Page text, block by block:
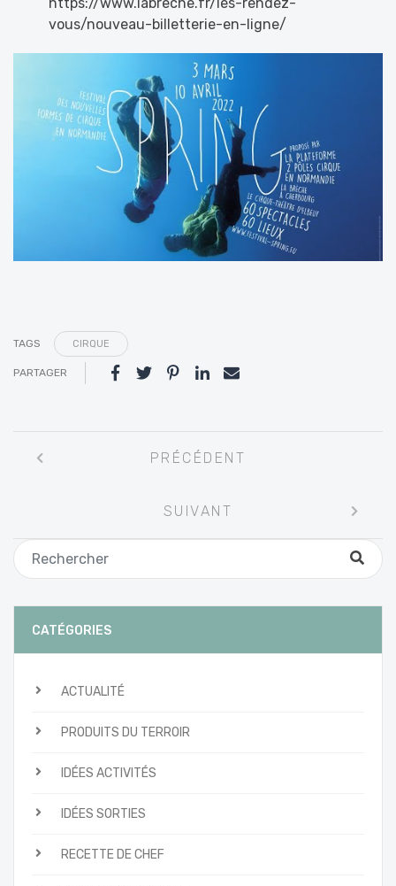
vous/nouveau-billetterie-en-ligne/
TAGS CIRQUE
PARTAGER
entre
PRÉCÉDENT
SUIVANT
CATÉGORIES
ACTUALITÉ
PRODUITS DU TERROIR
IDÉES ACTIVITÉS
IDÉES SORTIES
RECETTE DE CHEF